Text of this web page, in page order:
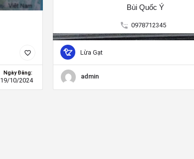
Ngày Đăng:
19/10/2024
Bùi Quốc Ý
0978712345
Lừa Gạt
admin